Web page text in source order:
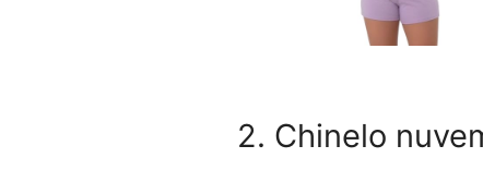
2. Chinelo